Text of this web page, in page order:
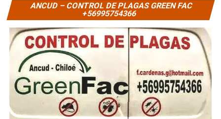
ANCUD – CONTROL DE PLAGAS GREEN FAC
+56995754366